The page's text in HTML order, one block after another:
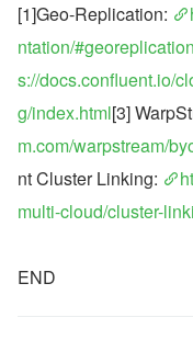
[1]Geo-Replication:
ntation/#georeplication
s://docs.confluent.io/
g/index.html[3]
m.com/warpstream/
nt Cluster Linking:
multi-cloud/cluster-
END